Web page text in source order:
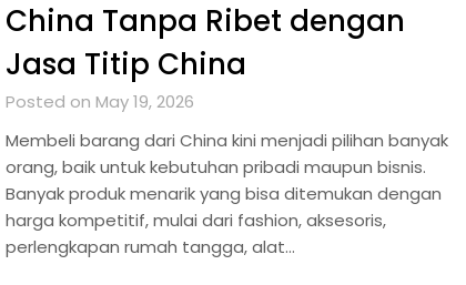
China Tanpa Ribet dengan
Jasa Titip China
Posted on May 19, 2026
Membeli barang dari China kini menjadi pilihan banyak
orang, baik untuk kebutuhan pribadi maupun bisnis.
Banyak produk menarik yang bisa ditemukan dengan
harga kompetitif, mulai dari fashion, aksesoris,
perlengkapan rumah tangga, alat…